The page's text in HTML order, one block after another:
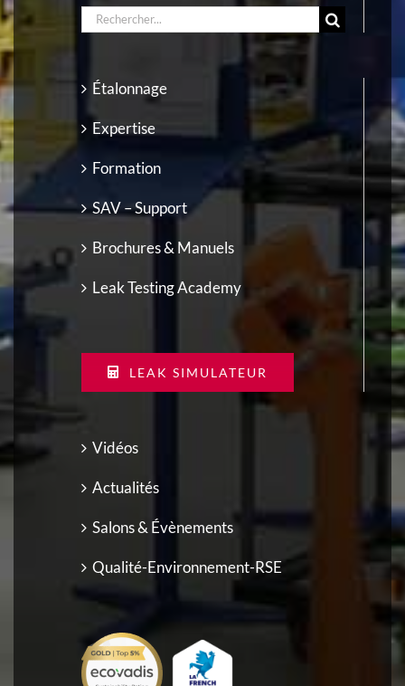
RECHERCHER:
Étalonnage
Expertise
Formation
SAV – Support
Brochures & Manuels
Leak Testing Academy
LEAK SIMULATEUR
Vidéos
Actualités
Salons & Évènements
Qualité-Environnement-RSE